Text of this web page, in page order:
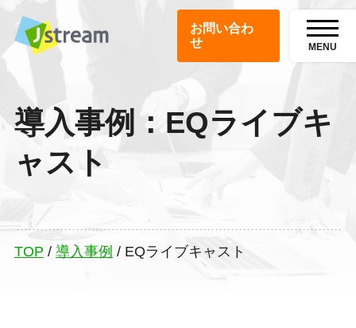
お問い合わ
せ
MENU
導入事例：EQライブキ
ャスト
TOP / 導入事例 / EQライブキャスト